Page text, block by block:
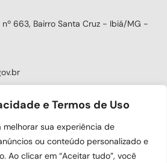
e Termos de Uso
melhorar sua experiência de
ou conteúdo personalizado e
Ao clicar em “Aceitar tudo”, você
nº 663, Bairro Santa Cruz - Ibiá/MG -